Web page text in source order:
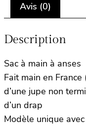
Avis (0)
Description
Sac à main à anses
Fait main en
d’une jupe non
d’un drap
Modèle unique